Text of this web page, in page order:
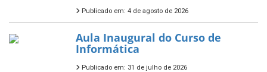
Publicado em: 4 de agosto de 2026
Aula Inaugural do Curso de
Informática
Publicado em: 31 de julho de 2026